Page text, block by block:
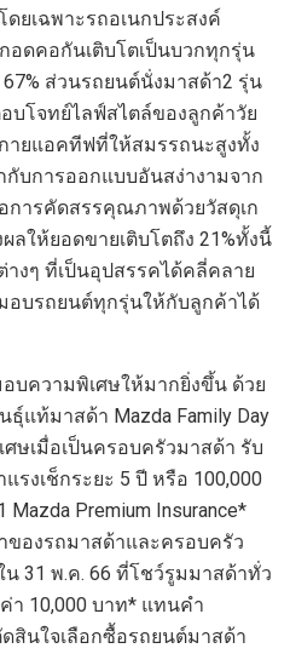
ดยเฉพาะรถอเนกประสงค์
อดคอกันเติบโตเป็นบวกทุกรุ่น
67% ส่วนรถยนต์นั่งมาสด้า2 รุ่น
บโจทย์ไลฟ์สไตล์ของลูกค้าวัย
ายแอคทีฟที่ให้สมรรถนะสูงทั้ง
กับการออกแบบอันสง่างามจาก
การคัดสรรคุณภาพด้วยวัสดุเก
ผลให้ยอดขายเติบโตถึง 21%ทั้งนี้
งๆ ที่เป็นอุปสรรคได้คลี่คลาย
อบรถยนต์ทุกรุ่นให้กับลูกค้าได้
บความพิเศษให้มากยิ่งขึ้น ด้วย
ธุ์แท้มาสด้า Mazda Family Day
ษเมื่อเป็นครอบครัวมาสด้า รับ
รงเช็กระยะ 5 ปี หรือ 100,000
Mazda Premium Insurance*
ของรถมาสด้าและครอบครัว
น 31 พ.ค. 66 ที่โชว์รูมมาสด้าทั่ว
า 10,000 บาท* แทนคำ
นใจเลือกซื้อรถยนต์มาสด้า